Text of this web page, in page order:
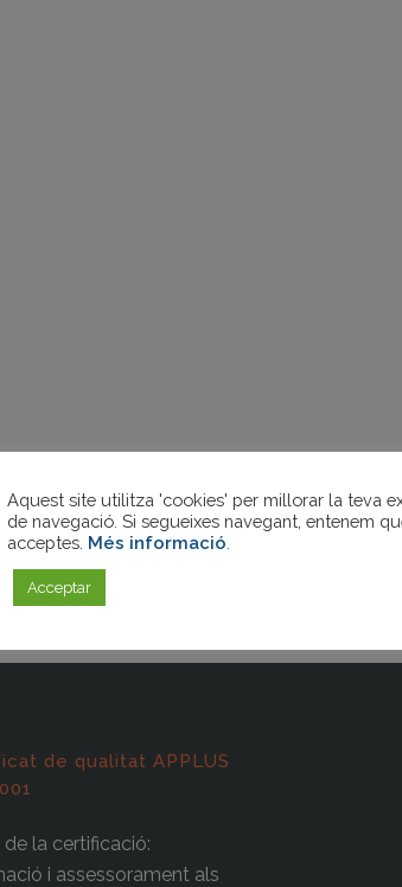
de qualitat APPLUS
la certificació:
i assessorament als
Aquest site utilitza 'cookies' per millorar la teva
de navegació. Si segueixes navegant, entenem
acceptes. Més informació
Acceptar